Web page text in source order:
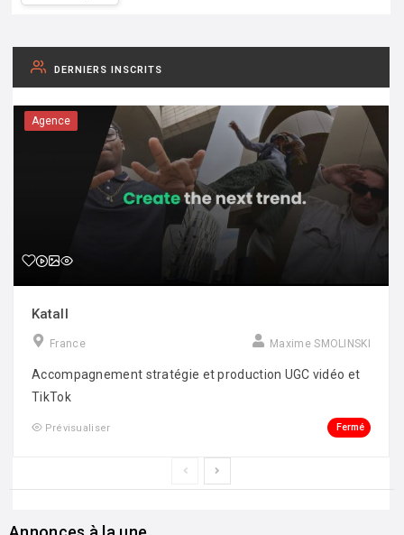
DERNIERS INSCRITS
Agence
Katall
France Maxime SMOLINSKI
Accompagnement stratégie et production UGC vidéo et
TikTok
Prévisualiser Fermé